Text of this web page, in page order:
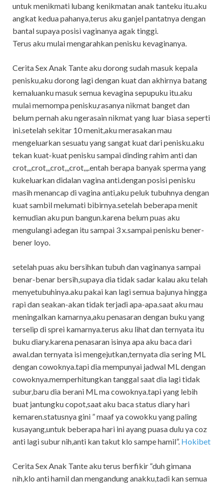
untuk menikmati lubang kenikmatan anak tanteku itu.aku
angkat kedua pahanya,terus aku ganjel pantatnya dengan
bantal supaya posisi vaginanya agak tinggi.
Terus aku mulai mengarahkan penisku kevaginanya.
Cerita Sex Anak Tante aku dorong sudah masuk kepala
penisku,aku dorong lagi dengan kuat dan akhirnya batang
kemaluanku masuk semua kevagina sepupuku itu.aku
mulai memompa penisku,rasanya nikmat banget dan
belum pernah aku ngerasain nikmat yang luar biasa seperti
ini.setelah sekitar 10 menit,aku merasakan mau
mengeluarkan sesuatu yang sangat kuat dari penisku.aku
tekan kuat-kuat penisku sampai dinding rahim anti dan
crot,,,crot,,,crot,,,crot,,,.entah berapa banyak sperma yang
kukeluarkan didalan vagina anti.dengan posisi penisku
masih menancap di vagina anti,aku peluk tubuhnya dengan
kuat sambil melumati bibirnya.setelah beberapa menit
kemudian aku pun bangun.karena belum puas aku
mengulangi adegan itu sampai 3 x.sampai penisku bener-
bener loyo.
setelah puas aku bersihkan tubuh dan vaginanya sampai
benar-benar bersih,supaya dia tidak sadar kalau aku telah
menyetubuhinya.aku pakai kan lagi semua bajunya hingga
rapi dan seakan-akan tidak terjadi apa-apa.saat aku mau
meningalkan kamarnya,aku penasaran dengan buku yang
terselip di sprei kamarnya.terus aku lihat dan ternyata itu
buku diary.karena penasaran isinya apa aku baca dari
awal.dan ternyata isi mengejutkan,ternyata dia sering ML
dengan cowoknya.tapi dia mempunyai jadwal ML dengan
cowoknya.memperhitungkan tanggal saat dia lagi tidak
subur,baru dia berani ML ma cowoknya.tapi yang lebih
buat jantungku copot,saat aku baca status diary hari
kemaren.statusnya gini ” maaf ya cowokku yang paling
kusayang,untuk beberapa hari ini ayang puasa dulu ya coz
anti lagi subur nih,anti kan takut klo sampe hamil”. Hokibet
Cerita Sex Anak Tante aku terus berfikir “duh gimana
nih,klo anti hamil dan mengandung anakku,tadi kan semua